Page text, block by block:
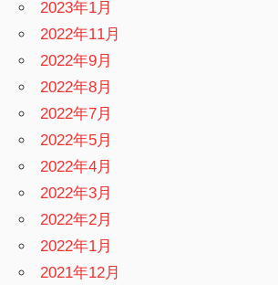
2023年1月
2022年11月
2022年9月
2022年8月
2022年7月
2022年5月
2022年4月
2022年3月
2022年2月
2022年1月
2021年12月